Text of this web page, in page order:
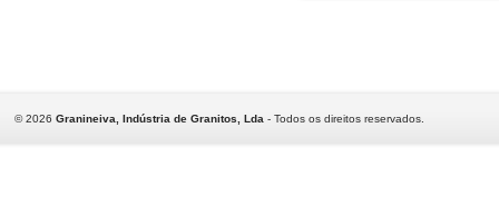
©2026 Granineiva, Indústria de Granitos, Lda - Todos os direitos reservados.